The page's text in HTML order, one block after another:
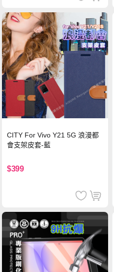
CITY For Vivo Y21 5G 浪漫都
會支架皮套-藍
$399